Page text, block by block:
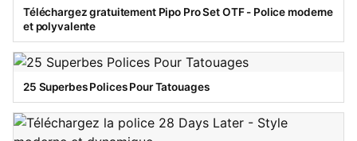
Téléchargez gratuitement Pipo Pro Set OTF - Police moderne
et polyvalente
25 Superbes Polices Pour Tatouages